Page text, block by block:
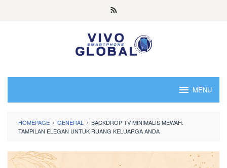
MENU
HOMEPAGE / GENERAL / BACKDROP TV MINIMALIS MEWAH:
TAMPILAN ELEGAN UNTUK RUANG KELUARGA ANDA